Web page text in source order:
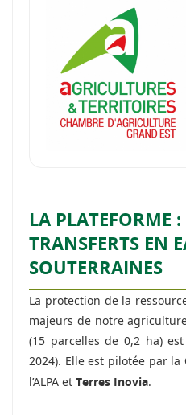
LA PLATEFORME :
TRANSFERTS EN
SOUTERRAINES
La protection de la
majeurs de notre
(15 parcelles de 0,2 ha)
2024). Elle est pilotée par la
l’ALPA et Terres Inovia.